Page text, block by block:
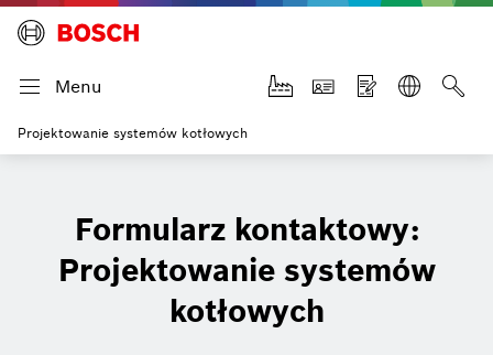
Menu
Projektowanie systemów kotłowych
Formularz kontaktowy:
Projektowanie systemów
kotłowych